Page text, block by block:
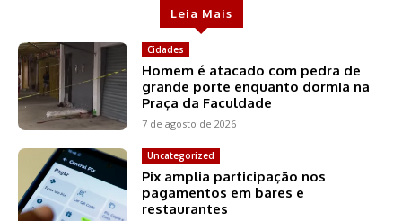
Leia Mais
Cidades
Homem é atacado com pedra de
grande porte enquanto dormia na
Praça da Faculdade
7 de agosto de 2026
Uncategorized
Pix amplia participação nos
pagamentos em bares e
restaurantes